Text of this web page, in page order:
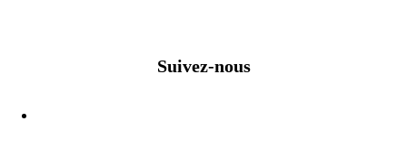
Suivez-nous